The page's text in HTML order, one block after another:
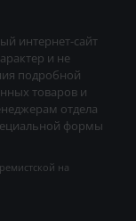
интернет-сайт
и не
подробной
товаров и
отдела
формы
на